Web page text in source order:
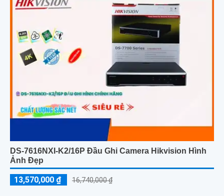
DS-7616NXI-K2/16P Đầu Ghi Camera Hikvision Hình
Ảnh Đẹp
13,570,000 ₫ 16,740,000 ₫